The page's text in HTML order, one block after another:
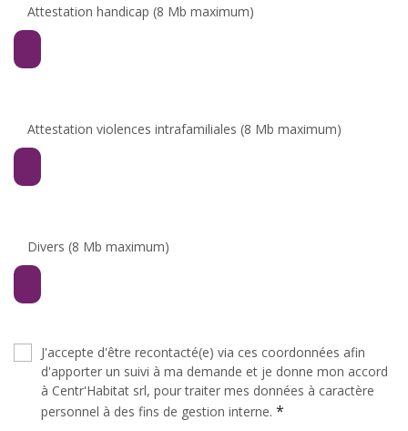
Attestation handicap (8 Mb maximum)
Attestation violences intrafamiliales (8 Mb maximum)
Divers (8 Mb maximum)
J'accepte d'être recontacté(e) via ces coordonnées afin
d'apporter un suivi à ma demande et je donne mon accord
à Centr'Habitat srl, pour traiter mes données à caractère
personnel à des fins de gestion interne. *